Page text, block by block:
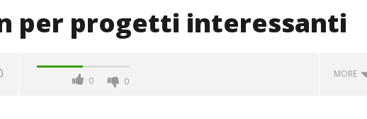
per progetti interessanti
0 0
MORE